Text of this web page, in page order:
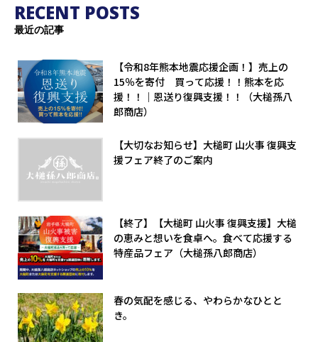
RECENT POSTS
最近の記事
【令和8年熊本地震応援企画！】売上の
15％を寄付 買って応援！！熊本を応
援！！｜恩送り復興支援！！（大槌孫八
郎商店）
【大切なお知らせ】大槌町 山火事 復興支
援フェア終了のご案内
【終了】【大槌町 山火事 復興支援】大槌
の恵みと想いを食卓へ。食べて応援する
特産品フェア（大槌孫八郎商店）
春の気配を感じる、やわらかなひとと
き。